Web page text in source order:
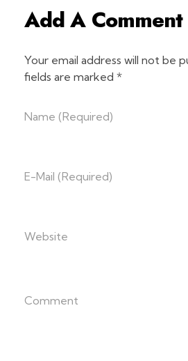
Add A Comment
Your email address will not be
fields are marked *
Name (required)
E-Mail (required)
Website
Comment